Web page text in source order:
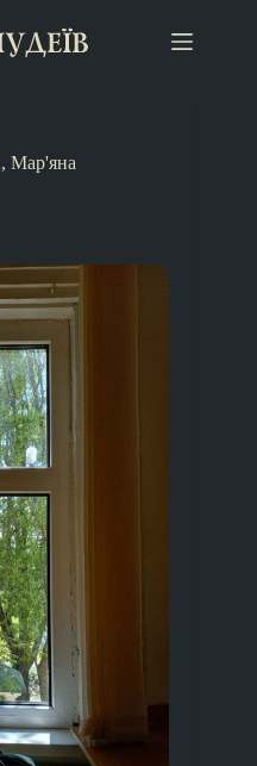
, Мар'яна